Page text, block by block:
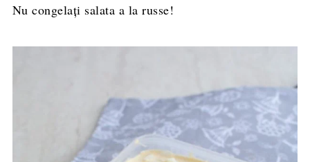
Nu congelați salata a la russe!